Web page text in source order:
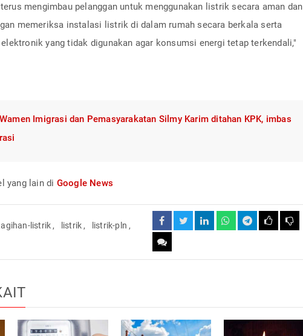
mengimbau pelanggan untuk menggunakan listrik secara aman dan
memeriksa instalasi listrik di dalam rumah secara berkala serta
yang tidak digunakan agar konsumsi energi tetap terkendali,"
Wamen Imigrasi dan Pemasyarakatan Silmy Karim ditahan KPK, imbas
yang lain di Google News
listrik , listrik , listrik-pln ,